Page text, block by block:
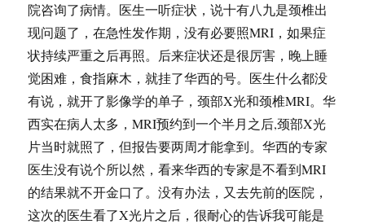
院咨询了病情。医生一听症状，说十有八九是颈椎出
现问题了，在急性发作期，没有必要照MRI，如果症
状持续严重之后再照。后来症状还是很厉害，晚上睡
觉困难，食指麻木，就挂了华西的号。医生什么都没
有说，就开了影像学的单子，颈部X光和颈椎MRI。华
西实在病人太多，MRI预约到一个半月之后,颈部X光
片当时就照了，但报告要两周才能拿到。华西的专家
医生没有说个所以然，看来华西的专家是不看到MRI
的结果就不开金口了。没有办法，又去先前的医院，
这次的医生看了X光片之后，很耐心的告诉我可能是